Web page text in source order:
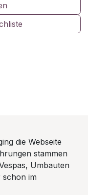
die Webseite
stammen
Umbauten
schon im